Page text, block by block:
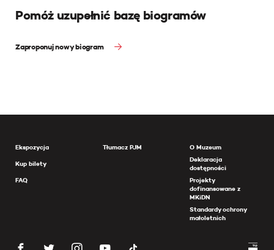
Pomóż uzupełnić bazę biogramów
Zaproponuj nowy biogram
Ekspozycja
Kup bilety
FAQ
Tłumacz PJM
O Muzeum
Deklaracja
dostępności
Projekty
dofinansowane z
MKiDN
Standardy ochrony
małoletnich